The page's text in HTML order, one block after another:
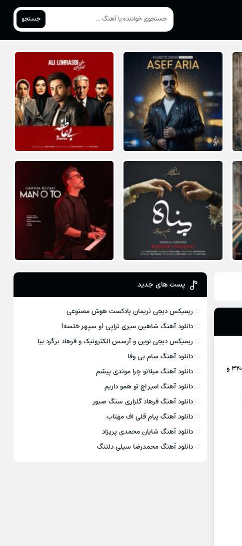
جستجو
بهمراهی متن موزیک + کیفیت عالی ۳۲۰ و
پست های جدید
ریمیکس دیجی نریمان پادکست هوش مصنوعی
دانلود آهنگ شاهین میری تراپی (و سپهر خلسه)
ریمیکس دیجی نوین و آرسس الکترونیک و فرهاد برگرد بیا
دانلود آهنگ سام بی وفا
دانلود آهنگ میلانو چرا موندی پیشم
دانلود آهنگ امیر اچ تو همو داریم
دانلود آهنگ فرهاد گلزاری سنگ صبور
دانلود آهنگ پیام قلی اف مهتاب
دانلود آهنگ شایان محمدی پریزاد
دانلود آهنگ محمدرضا سیلی دلتنگ